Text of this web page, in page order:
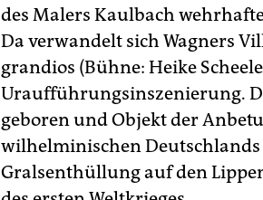
des Malers Kaulbach
Da verwandelt sich Wagners
grandios (Bühne: Heike
Uraufführungsinszenierung.
geboren und Objekt der
wilhelminischen
Gralsenthüllung auf den